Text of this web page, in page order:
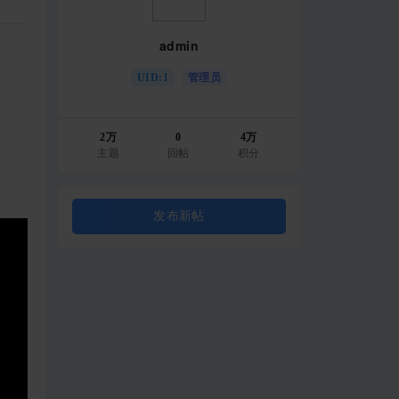
admin
UID:1 管理员
2万
主题
0
回帖
4万
积分
发布新帖